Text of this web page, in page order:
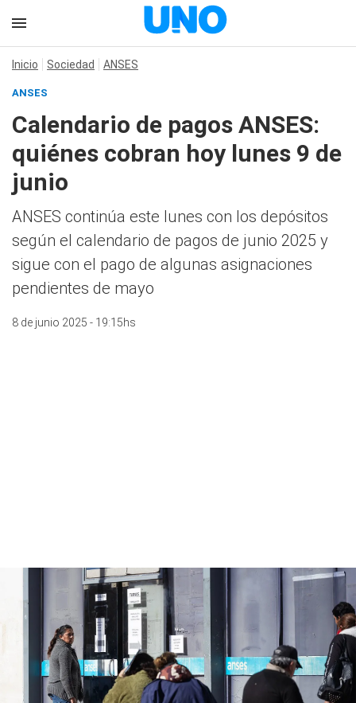
Inicio Sociedad ANSES
ANSES
Calendario de pagos ANSES:
quiénes cobran hoy lunes 9 de
junio
ANSES continúa este lunes con los depósitos
según el calendario de pagos de junio 2025 y
sigue con el pago de algunas asignaciones
pendientes de mayo
8 de junio 2025 - 19:15hs